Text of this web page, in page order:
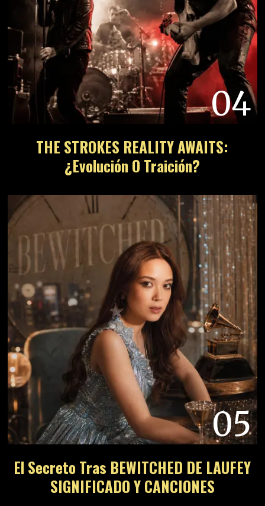
04
THE STROKES REALITY AWAITS:
¿Evolución O Traición?
05
El Secreto Tras BEWITCHED DE LAUFEY
SIGNIFICADO Y CANCIONES